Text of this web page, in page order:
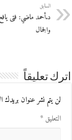
السابق
د.أحمد ماضي: فتى
والجمال
اترك تعليقاً
لن يتم نشر عنوان بريدك
التعليق*